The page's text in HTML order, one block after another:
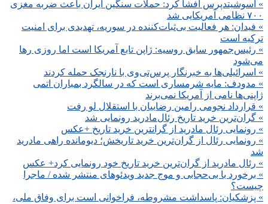
» آسوشیتدپرس افشا کرد: حملات سنگین ایران باعث ضربه مغزی
۷۰۰ نظامی آمریکایی شد
» فیدان: هر فعالیت بی‌ثبات‌کننده در سوریه، تهدیدی برای امنیت
ترکیه است
» رئیس‌جمهور سابق روسیه: ژاپن تابع آمریکا است اما روزی رها
می‌شود
» اسرائیلی‌ها به خبرنگار پرس‌تی‌وی با نارنجک حمله کردند
» مدودف: مایه شرمساری است که در سالگرد بمباران اتمی
ژاپنی‌ها نامی از آمریکا نمی‌برند
» قرارداد نجومی رامین رضاییان با استقلال لو رفت
» گران‌ترین خرید تاریخ رئال‌مادرید رونمایی شد
» رونمایی رئال مادرید از گرانترین خرید تاریخ +عکس
» رونمایی رئال از گران‌ترین خرید تاریخش؛ دیومانده راهی مادرید
شد
» رئال مادرید از گران‌ترین خرید تاریخ خود رونمایی کرد+ عکس
» برخورد با بی‌حجابی و موج جدید ویدئوهای منتشر شده / ماجرا
چیست؟
» پزشکیان: پاسداشت مشروطه، فراخوانی است برای وفاق ملی،